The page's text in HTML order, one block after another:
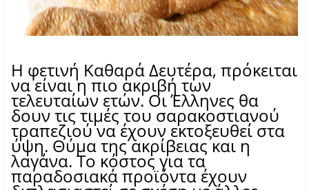
Η φετινή Καθαρά Δευτέρα, πρόκειται
να είναι η πιο ακριβή των
τελευταίων ετών. Οι Έλληνες θα
δουν τις τιμές του σαρακοστιανού
τραπεζιού να έχουν εκτοξευθεί στα
ύψη. Θύμα της ακρίβειας και η
λαγάνα. Το κόστος για τα
παραδοσιακά προϊόντα έχουν